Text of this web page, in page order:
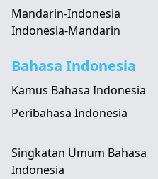
Mandarin-Indonesia
Indonesia-Mandarin
Bahasa Indonesia
Kamus Bahasa Indonesia
Peribahasa Indonesia
Singkatan Umum Bahasa
Indonesia